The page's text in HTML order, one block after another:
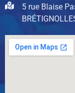
5 rue Blaise